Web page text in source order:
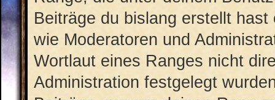
Beiträge du bislang erstellt
wie Moderatoren und
Wortlaut eines Ranges nicht
Administration festgelegt